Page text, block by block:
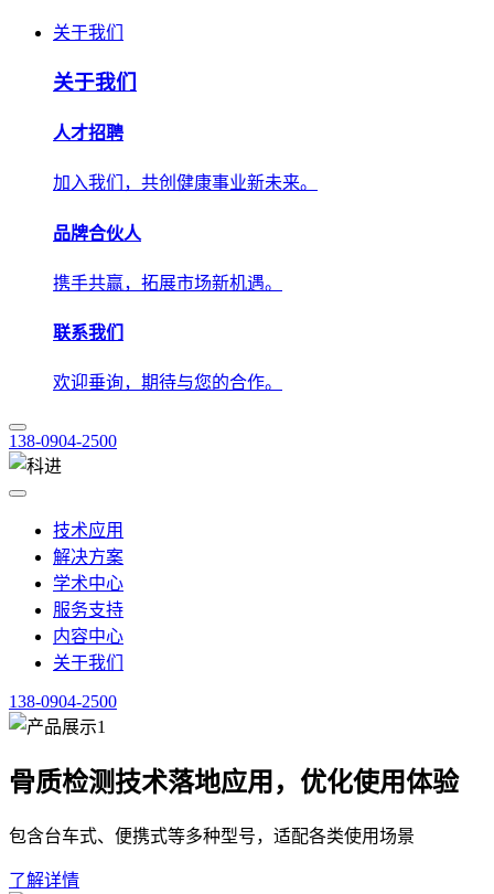
关于我们
关于我们
人才招聘
加入我们，共创健康事业新未来。
品牌合伙人
携手共赢，拓展市场新机遇。
联系我们
欢迎垂询，期待与您的合作。
138-0904-2500
技术应用
解决方案
学术中心
服务支持
内容中心
关于我们
138-0904-2500
骨质检测技术落地应用，优化使用体验
包含台车式、便携式等多种型号，适配各类使用场景
了解详情